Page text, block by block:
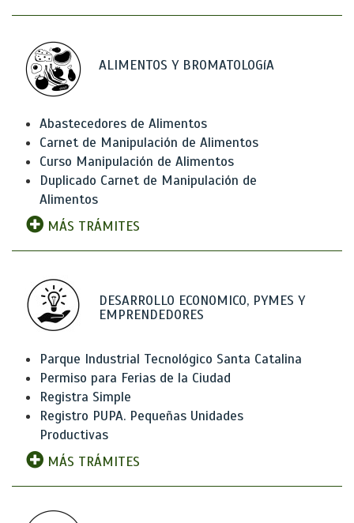
ALIMENTOS Y BROMATOLOGíA
Abastecedores de Alimentos
Carnet de Manipulación de Alimentos
Curso Manipulación de Alimentos
Duplicado Carnet de Manipulación de
Alimentos
MÁS TRÁMITES
DESARROLLO ECONOMICO, PYMES Y
EMPRENDEDORES
Parque Industrial Tecnológico Santa Catalina
Permiso para Ferias de la Ciudad
Registra Simple
Registro PUPA. Pequeñas Unidades
Productivas
MÁS TRÁMITES